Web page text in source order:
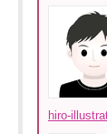
hiro-